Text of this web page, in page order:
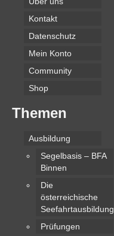
Kontakt
Datenschutz
Mein Konto
Community
Shop
Themen
Ausbildung
Segelbasis – BFA
Binnen
Die
österreichische
Seefahrtausbildung
Prüfungen